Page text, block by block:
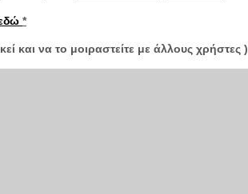
*
και να το μοιραστείτε με άλλους χρήστες )